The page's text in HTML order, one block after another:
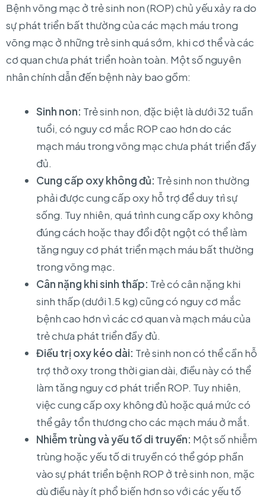
Bệnh võng mạc ở trẻ sinh non (ROP) chủ yếu xảy ra do
sự phát triển bất thường của các mạch máu trong
võng mạc ở những trẻ sinh quá sớm, khi cơ thể và các
cơ quan chưa phát triển hoàn toàn. Một số nguyên
nhân chính dẫn đến bệnh này bao gồm:
Sinh non: Trẻ sinh non, đặc biệt là dưới 32 tuần
tuổi, có nguy cơ mắc ROP cao hơn do các
mạch máu trong võng mạc chưa phát triển đầy
đủ.
Cung cấp oxy không đủ: Trẻ sinh non thường
phải được cung cấp oxy hỗ trợ để duy trì sự
sống. Tuy nhiên, quá trình cung cấp oxy không
đúng cách hoặc thay đổi đột ngột có thể làm
tăng nguy cơ phát triển mạch máu bất thường
trong võng mạc.
Cân nặng khi sinh thấp: Trẻ có cân nặng khi
sinh thấp (dưới 1.5 kg) cũng có nguy cơ mắc
bệnh cao hơn vì các cơ quan và mạch máu của
trẻ chưa phát triển đầy đủ.
Điều trị oxy kéo dài: Trẻ sinh non có thể cần hỗ
trợ thở oxy trong thời gian dài, điều này có thể
làm tăng nguy cơ phát triển ROP. Tuy nhiên,
việc cung cấp oxy không đủ hoặc quá mức có
thể gây tổn thương cho các mạch máu ở mắt.
Nhiễm trùng và yếu tố di truyền: Một số nhiễm
trùng hoặc yếu tố di truyền có thể góp phần
vào sự phát triển bệnh ROP ở trẻ sinh non, mặc
dù điều này ít phổ biến hơn so với các yếu tố